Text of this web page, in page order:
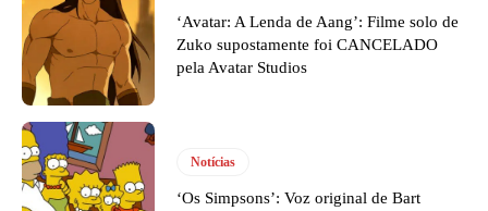
‘Avatar: A Lenda de Aang’: Filme solo de
Zuko supostamente foi CANCELADO
pela Avatar Studios
Notícias
‘Os Simpsons’: Voz original de Bart